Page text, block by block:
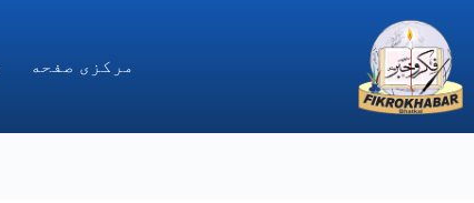
content
مركزى صفحه